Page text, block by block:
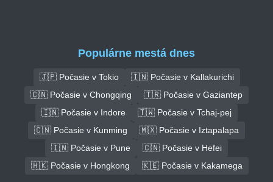
Populárne mestá dnes
🇯🇵 Počasie v Tokio
🇮🇳 Počasie v Kallakurichi
🇨🇳 Počasie v Chongqing
🇹🇷 Počasie v Gaziantep
🇮🇳 Počasie v Indore
🇹🇼 Počasie v Tchaj-pej
🇨🇳 Počasie v Kunming
🇲🇽 Počasie v Iztapalapa
🇮🇳 Počasie v Pune
🇨🇳 Počasie v Hefei
🇭🇰 Počasie v Hongkong
🇰🇪 Počasie v Kakamega